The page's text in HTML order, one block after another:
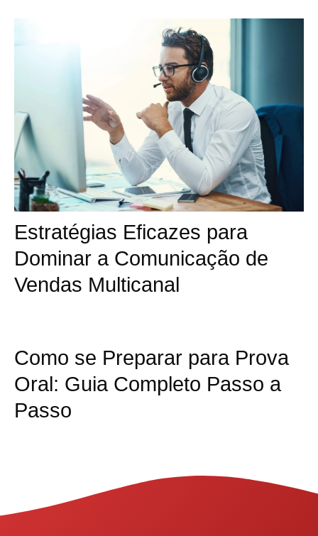
Estratégias Eficazes para
Dominar a Comunicação de
Vendas Multicanal
Como se Preparar para Prova
Oral: Guia Completo Passo a
Passo